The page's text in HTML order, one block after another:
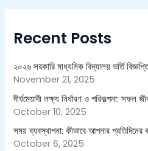
f
r
:
Recent Posts
২০২৬ সরকারি মাধ্যমিক বিদ্যালয় ভর্তি
November 21, 2025
দীর্ঘমেয়াদী লক্ষ্য নির্ধারণ ও পরিকল্পনা: সফল
October 10, 2025
সময় ব্যবস্থাপনা: কীভাবে আপনার
October 6, 2025